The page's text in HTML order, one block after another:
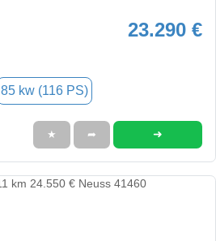
23.290 €
85 kw (116 PS)
★ ➦ ➜